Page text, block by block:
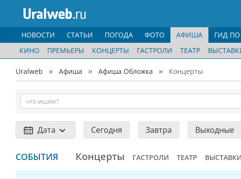
НОВОСТИ СТАТЬИ ПОГОДА ФОТО
АФИША
КИНО
ПРЕМЬЕРЫ КОНЦЕРТЫ ГАСТРОЛИ ТЕАТР
ГИД ПО
Uralweb Афиша Афиша Обложка Концерты
Дата Сегодня Завтра Выходные
СОБЫТИЯ Концерты ГАСТРОЛИ ТЕАТР ВЫСТАВКИ